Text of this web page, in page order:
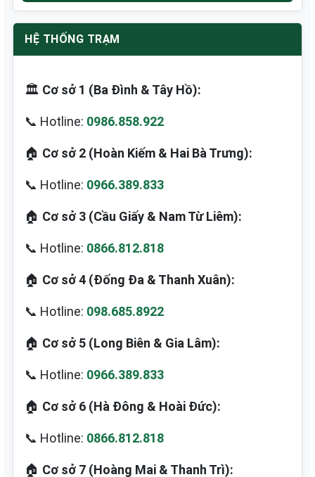
HỆ THỐNG TRẠM
🏛️ Cơ sở 1 (Ba Đình & Tây Hồ):
📞 Hotline: 0986.858.922
🏠 Cơ sở 2 (Hoàn Kiếm & Hai Bà Trưng):
📞 Hotline: 0966.389.833
🏠 Cơ sở 3 (Cầu Giấy & Nam Từ Liêm):
📞 Hotline: 0866.812.818
🏠 Cơ sở 4 (Đống Đa & Thanh Xuân):
📞 Hotline: 098.685.8922
🏠 Cơ sở 5 (Long Biên & Gia Lâm):
📞 Hotline: 0966.389.833
🏠 Cơ sở 6 (Hà Đông & Hoài Đức):
📞 Hotline: 0866.812.818
🏠 Cơ sở 7 (Hoàng Mai & Thanh Trì):